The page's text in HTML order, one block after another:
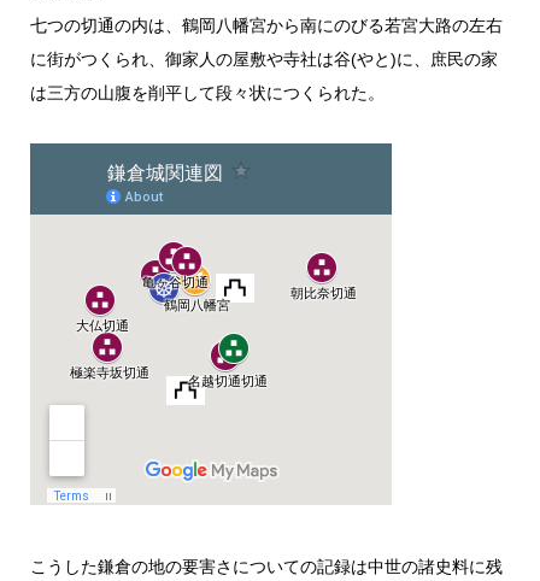
七つの切通の内は、鶴岡八幡宮から南にのびる若宮大路の左右
に街がつくられ、御家人の屋敷や寺社は谷(やと)に、庶民の家
は三方の山腹を削平して段々状につくられた。
こうした鎌倉の地の要害さについての記録は中世の諸史料に残